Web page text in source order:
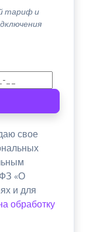
тариф и
свое
«О
и для
обработку